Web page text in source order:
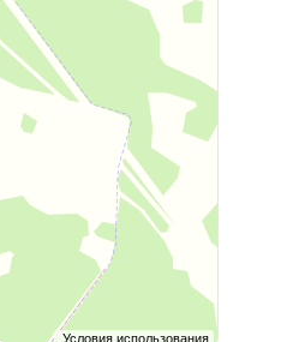
Условия использования